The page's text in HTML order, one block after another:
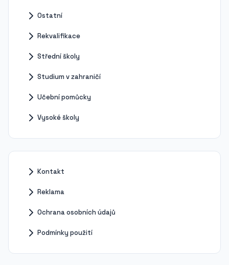
Ostatní
Rekvalifikace
Střední školy
Studium v zahraničí
Učební pomůcky
Vysoké školy
Kontakt
Reklama
Ochrana osobních údajů
Podmínky použití